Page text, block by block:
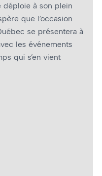
déploie à son plein
que l’occasion
se présentera à
les événements
qui s’en vient